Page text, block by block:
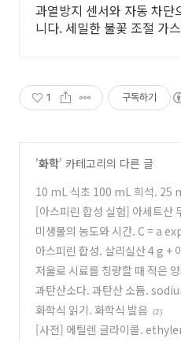
과열방지 센서와 자동 차단
니다. 세밀한 불꽃 조절 가
1 구독하기
'화학' 카테고리의 다른 글
10 mL 식초 100 mL 희석. 25
H 20 mL ★ (6)
[아스피린 합성 실험] 아세트산
의할 점
(10)
미생물의 농도와 시간. C = a
아스피린 합성. 살리실산 4 g +
6 mL
(3)
저울로 시료를 칭량할 때 적은
차 정도 (2)
과탄산소다. 과탄산 소듐.
ate (1)
화학식 읽기. 화학식 발음 (2)
[사전] 에틸렌 글라이콜.